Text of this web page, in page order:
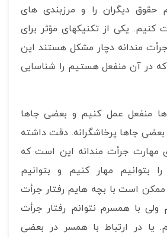
حقوق دیگران را و مرزبندی های
کنیم. یکی از تکنیکهای مؤثر برای
جرأت مندانه دچار مشکل هستند این
در آن منفعل هستیم را شناسایی
منفعل عمل کنیم و بعضی جاها
جاها پرخاشگرانه. دقت داشته
مهارت جرأت مندانه این است که
را بتوانیم مهار کنیم و بتوانیم
است با بچه هایم رفتار جرأت
ولی با همسرم نتوانم رفتار جرأت
یا در ارتباط با همسر در بعضی